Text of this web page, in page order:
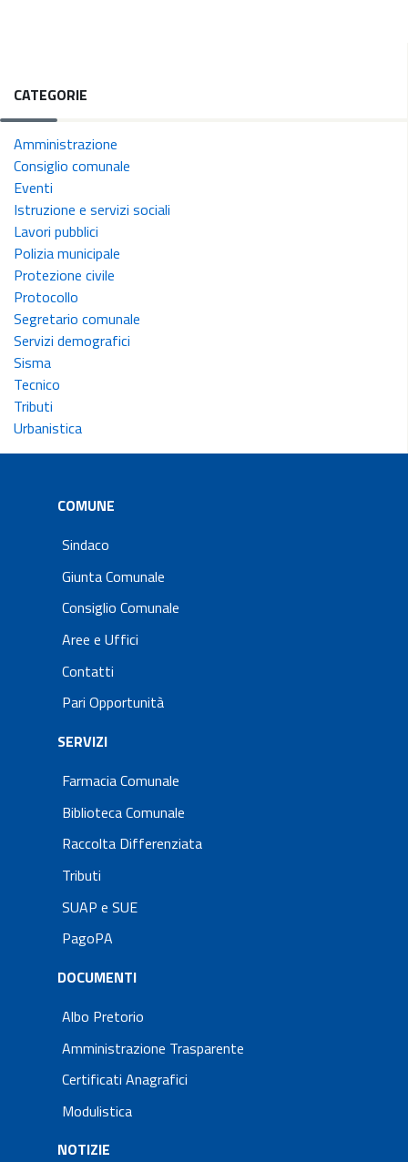
CATEGORIE
Amministrazione
Consiglio comunale
Eventi
Istruzione e servizi sociali
Lavori pubblici
Polizia municipale
Protezione civile
Protocollo
Segretario comunale
Servizi demografici
Sisma
Tecnico
Tributi
Urbanistica
COMUNE
Sindaco
Giunta Comunale
Consiglio Comunale
Aree e Uffici
Contatti
Pari Opportunità
SERVIZI
Farmacia Comunale
Biblioteca Comunale
Raccolta Differenziata
Tributi
SUAP e SUE
PagoPA
DOCUMENTI
Albo Pretorio
Amministrazione Trasparente
Certificati Anagrafici
Modulistica
NOTIZIE